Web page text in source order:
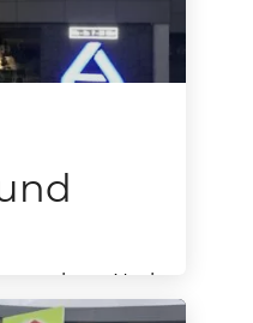
Nach
dem Discount-